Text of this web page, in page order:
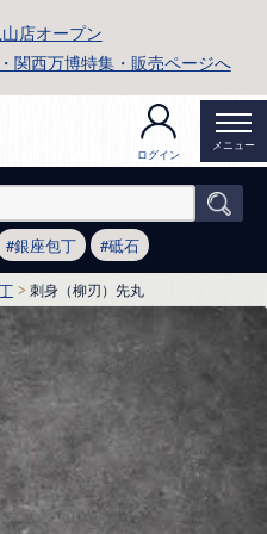
店オープン
関西万博特集・販売ページへ
ログイン
メニュー
銀座包丁 砥石
刺身（柳刃）先丸